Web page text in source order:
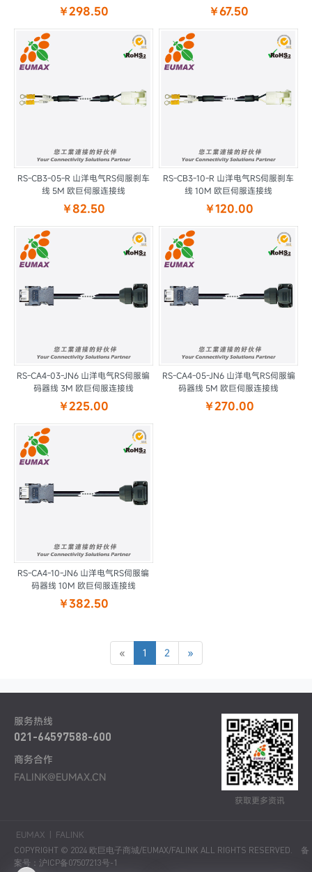
￥298.50 ￥67.50
RS-CB3-05-R 山洋电气RS伺服刹车
线 5M 欧巨伺服连接线
￥82.50
RS-CB3-10-R 山洋电气RS伺服刹车
线 10M 欧巨伺服连接线
￥120.00
RS-CA4-03-JN6 山洋电气RS伺服编
码器线 3M 欧巨伺服连接线
￥225.00
RS-CA4-05-JN6 山洋电气RS伺服编
码器线 5M 欧巨伺服连接线
￥270.00
RS-CA4-10-JN6 山洋电气RS伺服编
码器线 10M 欧巨伺服连接线
￥382.50
« 1 2 »
服务热线
021-64597588-600
商务合作
FALINK@EUMAX.CN
获取更多资讯
EUMAX | FALINK
COPYRIGHT © 2024 欧巨电子商城/EUMAX/FALINK ALL RIGHTS RESERVED. 备
案号：沪ICP备07507213号-1